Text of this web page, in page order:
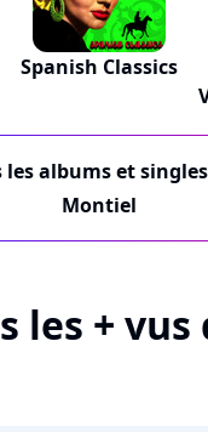
Spanish Classics
albums et
Montiel
les + vus